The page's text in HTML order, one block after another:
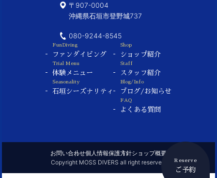
Reserve
ご予約
〒907-0004
沖縄県石垣市登野城737
080-9244-8545
FunDiving
ファンダイビング
Trial Menu
体験メニュー
Seasonality
石垣シーズナリティ
Shop
ショップ紹介
Staff
スタッフ紹介
Blog/Info
ブログ/お知らせ
FAQ
よくある質問
お問い合わせ個人情報保護方針ショップ概要
Copyright MOSS DIVERS all right reserved.